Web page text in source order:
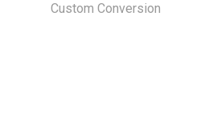
Custom Conversion